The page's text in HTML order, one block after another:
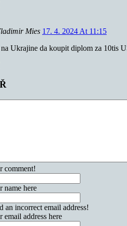
Mies 17. 4. 2024 At 11:15
Ukrajine da koupit diplom za 10tis
comment!
name here
an incorrect email address!
email address here